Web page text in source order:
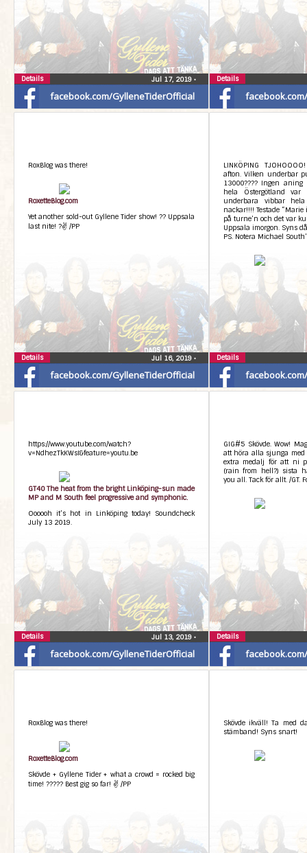
facebook.com/GylleneTiderOfficial
Jul 17, 2019 •
Details Details
facebook.com/GylleneTiderOfficial
RoxBlog was there!
RoxetteBlog.com
Yet another sold-out Gyllene Tider show! ?? Uppsala
last nite! ?✌ /PP
Jul 16, 2019 •
Details
LINKÖPING
afton. Vilken underbar
13000???? Ingen
hela Östergötland
underbara vibbar
nackar!!!! Testade
på turne’n och det var
Uppsala imorgon. Syns
PS. Notera Michael
Details
facebook.com/GylleneTiderOfficial
https://www.youtube.com/watch?
v=NdhezTkKWsI&feature=youtu.be
GT40 The heat from the bright Linköping-sun made
MP and M South feel progressive and symphonic.
Oooooh it’s hot in Linköping today! Soundcheck
July 13 2019.
Jul 13, 2019 •
Details
GIG#5 Skövde. Wow!
att höra alla sjunga
extra medalj för att ni
(rain from hell?) sista
you all. Tack för allt. /GT.
Details
RoxBlog was there!
RoxetteBlog.com
Skövde + Gyllene Tider + what a crowd = rocked big
time! ????? Best gig so far! ✌ /PP
Skövde ikväll! Ta med
stämband! Syns snart!